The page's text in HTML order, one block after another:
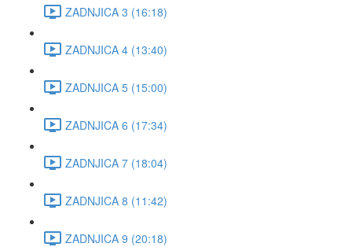
ZADNJICA 3 (16:18)
ZADNJICA 4 (13:40)
ZADNJICA 5 (15:00)
ZADNJICA 6 (17:34)
ZADNJICA 7 (18:04)
ZADNJICA 8 (11:42)
ZADNJICA 9 (20:18)